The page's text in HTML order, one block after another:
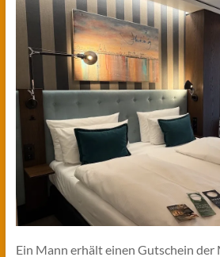
Ein Mann erhält einen Gutschein